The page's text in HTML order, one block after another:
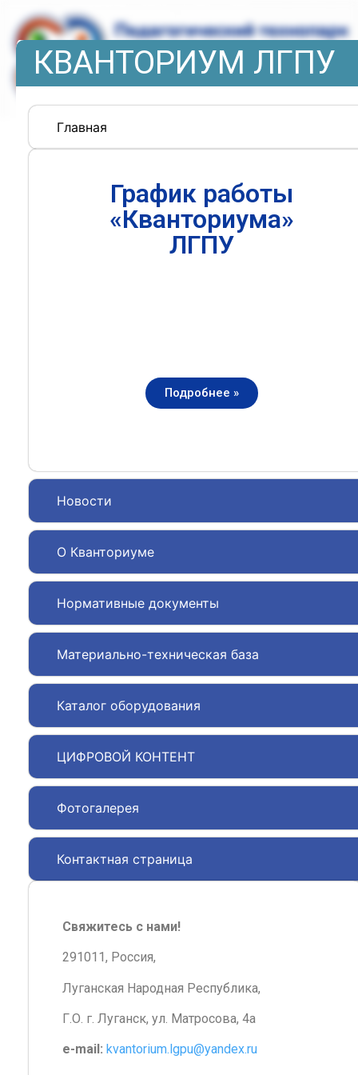
КВАНТОРИУМ ЛГПУ
Главная
Новости
О Кванториуме
Нормативные документы
Материально-техническая база
Каталог оборудования
ЦИФРОВОЙ КОНТЕНТ
Фотогалерея
Контактная страница
График работы
«Кванториума»
ЛГПУ
Подробнее »
Свяжитесь с нами!
291011, Россия,
Луганская Народная Республика,
Г.О. г. Луганск, ул. Матросова, 4а
e-mail: kvantorium.lgpu@yandex.ru